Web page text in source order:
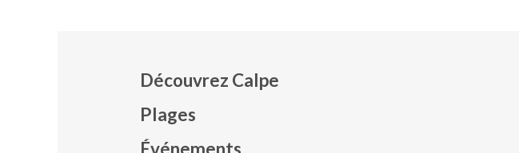
Découvrez Calpe
Plages
Événements